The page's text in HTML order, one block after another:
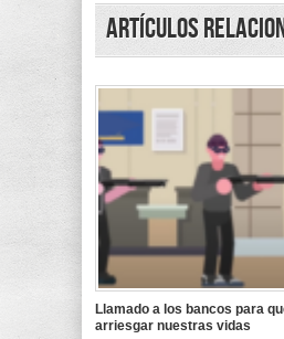
Artículos
Llamado a los bancos para
arriesgar nuestras vidas